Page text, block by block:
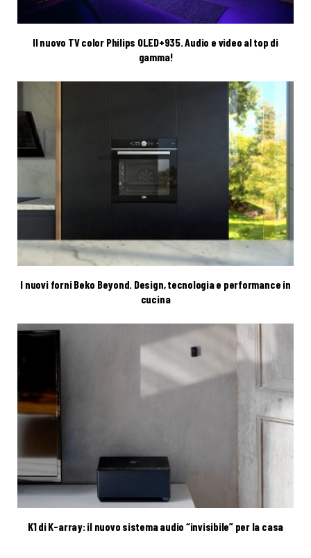
Il nuovo TV color Philips OLED+935. Audio e video al top di
gamma!
I nuovi forni Beko Beyond. Design, tecnologia e performance in
cucina
K1 di K-array: il nuovo sistema audio “invisibile” per la casa